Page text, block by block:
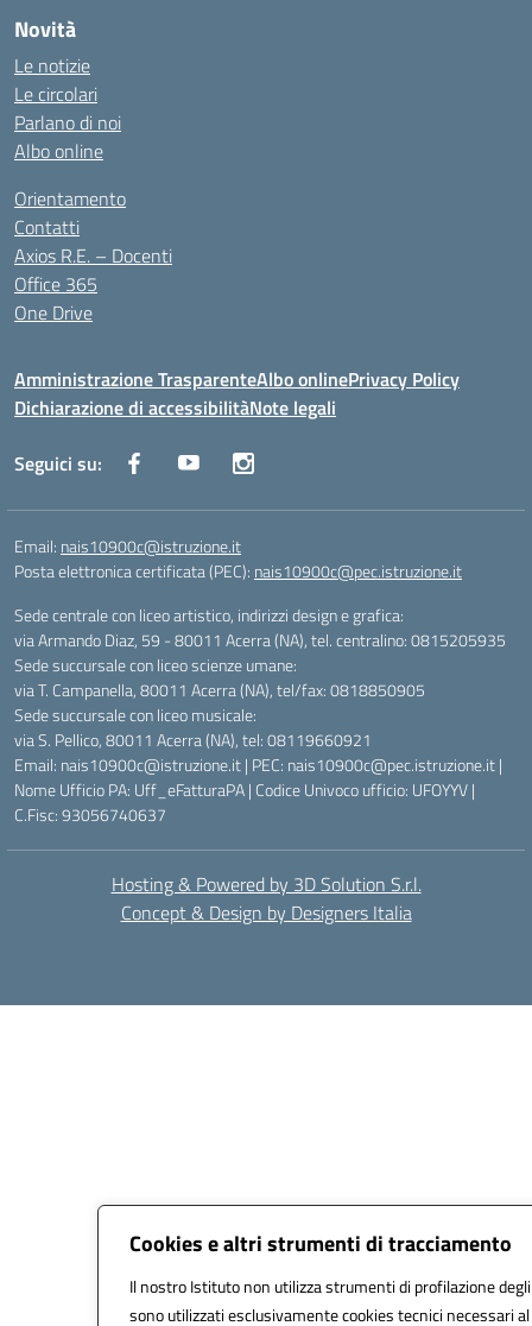
Cookies e altri strumenti di tracciamento
Il nostro Istituto non utilizza strumenti di profilazione
sono utilizzati esclusivamente cookies tecnici necessari al
Novità
Le notizie
Le circolari
Parlano di noi
Albo online
Orientamento
Contatti
Axios R.E. – Docenti
Office 365
One Drive
Amministrazione TrasparenteAlbo onlinePrivacy Policy
Dichiarazione di accessibilitàNote legali
Seguici su:
Email: nais10900c@istruzione.it
Posta elettronica certificata (PEC): nais10900c@pec.istruzione.it
Sede centrale con liceo artistico, indirizzi design e grafica:
via Armando Diaz, 59 - 80011 Acerra (NA), tel. centralino: 0815205935
Sede succursale con liceo scienze umane:
via T. Campanella, 80011 Acerra (NA), tel/fax: 0818850905
Sede succursale con liceo musicale:
via S. Pellico, 80011 Acerra (NA), tel: 08119660921
Email: nais10900c@istruzione.it | PEC: nais10900c@pec.istruzione.it |
Nome Ufficio PA: Uff_eFatturaPA | Codice Univoco ufficio: UFOYYV |
C.Fisc: 93056740637
Hosting & Powered by 3D Solution S.r.l.
Concept & Design by Designers Italia